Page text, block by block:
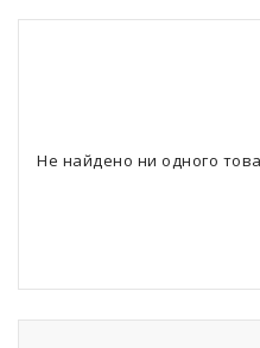
Не найдено ни одного